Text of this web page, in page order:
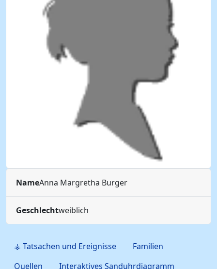
NameAnna Margretha Burger
Geschlechtweiblich
⚶ Tatsachen und Ereignisse
Familien
Quellen
Interaktives Sanduhrdiagramm